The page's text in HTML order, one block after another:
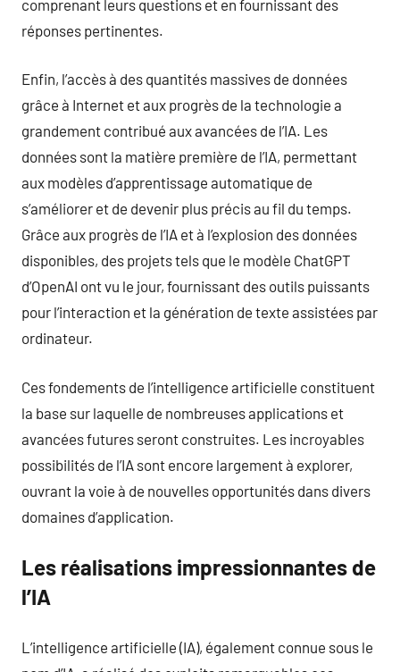
comprenant leurs questions et en fournissant des
réponses pertinentes.
Enfin, l’accès à des quantités massives de données
grâce à Internet et aux progrès de la technologie a
grandement contribué aux avancées de l’IA. Les
données sont la matière première de l’IA, permettant
aux modèles d’apprentissage automatique de
s’améliorer et de devenir plus précis au fil du temps.
Grâce aux progrès de l’IA et à l’explosion des données
disponibles, des projets tels que le modèle ChatGPT
d’OpenAI ont vu le jour, fournissant des outils puissants
pour l’interaction et la génération de texte assistées par
ordinateur.
Ces fondements de l’intelligence artificielle constituent
la base sur laquelle de nombreuses applications et
avancées futures seront construites. Les incroyables
possibilités de l’IA sont encore largement à explorer,
ouvrant la voie à de nouvelles opportunités dans divers
domaines d’application.
Les réalisations impressionnantes de
l’IA
L’intelligence artificielle (IA), également connue sous le